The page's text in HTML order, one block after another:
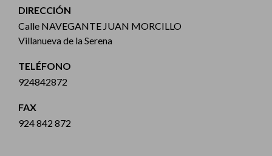
DIRECCIÓN
Calle NAVEGANTE JUAN MORCILLO
Villanueva de la Serena
TELÉFONO
924842872
FAX
924 842 872